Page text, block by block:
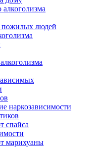
алкоголизма
пожилых людей
наркозависимости
спайса
марихуаны